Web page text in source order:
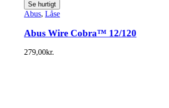
Se hurtigt
Abus, Låse
Abus Wire Cobra™ 12/120
279,00kr.